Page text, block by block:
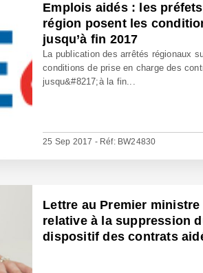
Emplois aidés : les
région posent les
jusqu’à fin 2017
La publication des arrêtés régionaux
conditions de prise en charge des
jusqu&#8217;à la fin...
25 Sep 2017 - Réf: BW24830
Lettre au Premier ministre
relative à la suppression
dispositif des contrats